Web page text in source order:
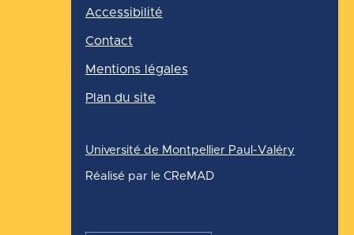
Pied
page
Accessibilité
Contact
Mentions légales
Plan du site
Université de Montpellier Paul-Valéry
Réalisé par le CReMAD